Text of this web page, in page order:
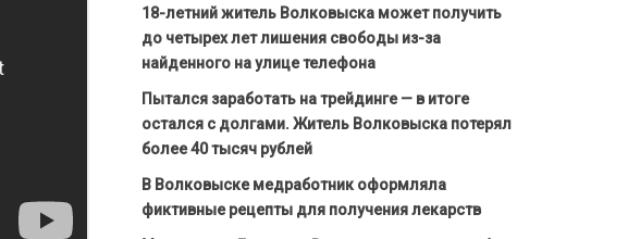
18-летний житель Волковыска может получить
до четырех лет лишения свободы из-за
найденного на улице телефона
Пытался заработать на трейдинге — в итоге
остался с долгами. Житель Волковыска потерял
более 40 тысяч рублей
В Волковыске медработник оформляла
фиктивные рецепты для получения лекарств